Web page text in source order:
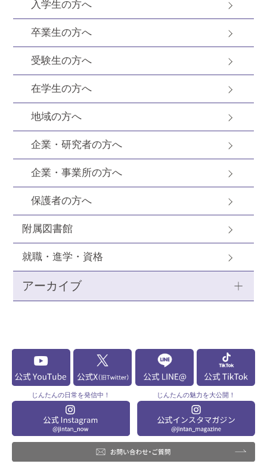
入学生の方へ
卒業生の方へ
受験生の方へ
在学生の方へ
地域の方へ
企業・研究者の方へ
企業・事業所の方へ
保護者の方へ
附属図書館
就職・進学・資格
アーカイブ
じんたんの日常を発信中！ じんたんの魅力を大公開！